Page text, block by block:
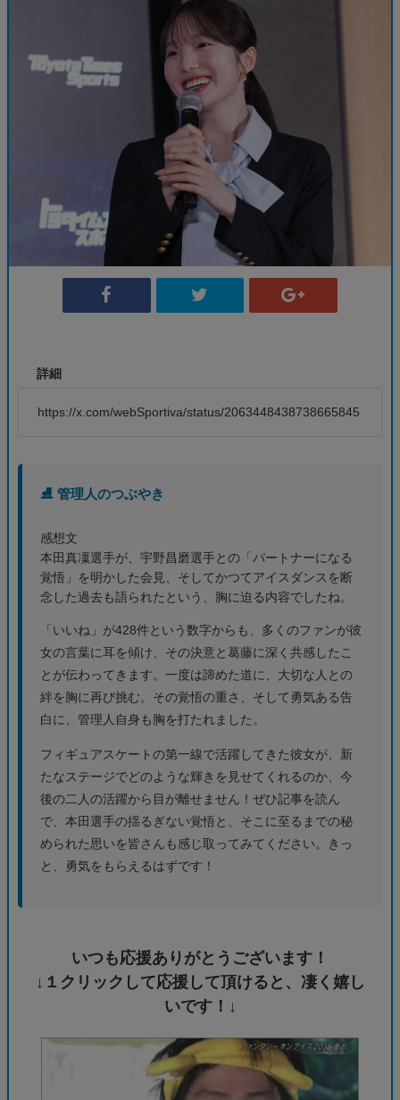
詳細
https://x.com/webSportiva/status/2063448438738665845
⛸️ 管理人のつぶやき
感想文
本田真凜選手が、宇野昌磨選手との「パートナーになる
覚悟」を明かした会見、そしてかつてアイスダンスを断
念した過去も語られたという、胸に迫る内容でしたね。
「いいね」が428件という数字からも、多くのファンが彼
女の言葉に耳を傾け、その決意と葛藤に深く共感したこ
とが伝わってきます。一度は諦めた道に、大切な人との
絆を胸に再び挑む。その覚悟の重さ、そして勇気ある告
白に、管理人自身も胸を打たれました。
フィギュアスケートの第一線で活躍してきた彼女が、新
たなステージでどのような輝きを見せてくれるのか、今
後の二人の活躍から目が離せません！ぜひ記事を読ん
で、本田選手の揺るぎない覚悟と、そこに至るまでの秘
められた思いを皆さんも感じ取ってみてください。きっ
と、勇気をもらえるはずです！
いつも応援ありがとうございます！
↓１クリックして応援して頂けると、凄く嬉し
いです！↓